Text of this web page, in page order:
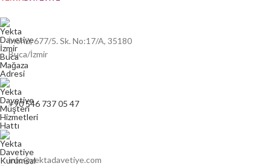
İnönü, 677/5. Sk. No:17/A, 35180
Buca/İzmir
+90 546 737 05 47
info@yektadavetiye.com